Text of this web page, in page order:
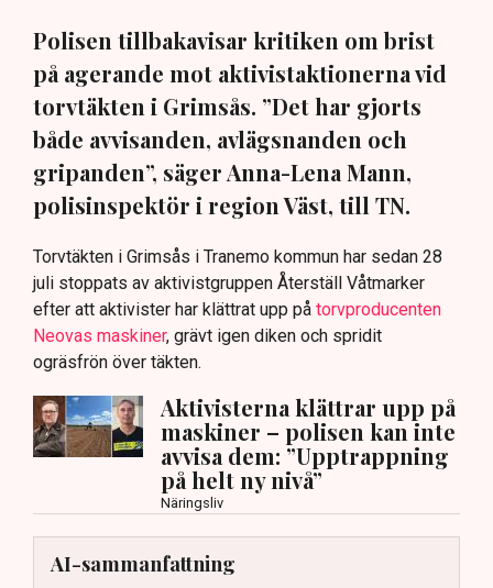
Polisen tillbakavisar kritiken om brist
på agerande mot aktivistaktionerna vid
torvtäkten i Grimsås. ”Det har gjorts
både avvisanden, avlägsnanden och
gripanden”, säger Anna-Lena Mann,
polisinspektör i region Väst, till TN.
Torvtäkten i Grimsås i Tranemo kommun har sedan 28
juli stoppats av aktivistgruppen Återställ Våtmarker
efter att aktivister har klättrat upp på torvproducenten
Neovas maskiner, grävt igen diken och spridit
ogräsfrön över täkten.
Aktivisterna klättrar upp på
maskiner – polisen kan inte
avvisa dem: ”Upptrappning
på helt ny nivå”
Näringsliv
AI-sammanfattning